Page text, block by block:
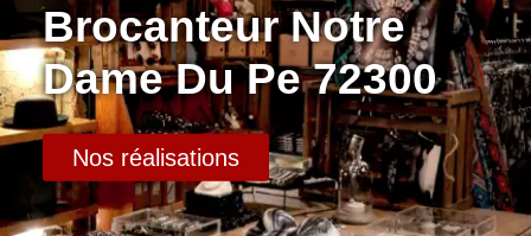
Brocanteur Notre
Dame Du Pe 72300
Nos réalisations